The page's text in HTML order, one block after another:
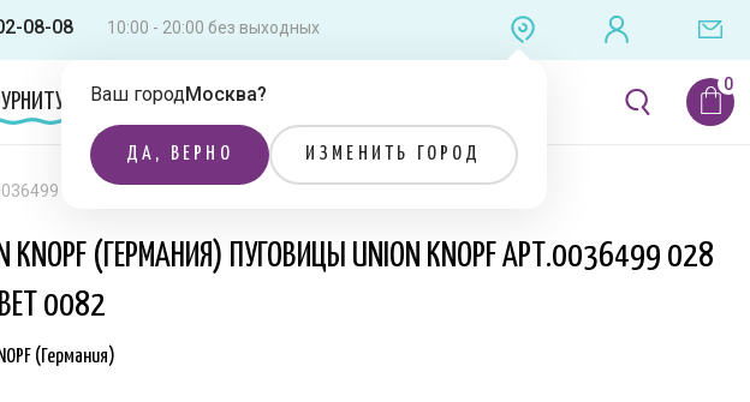
08-08 10:00 - 20:00 без выходных
Ваш городМосква?
ДА, ВЕРНО ИЗМЕНИТЬ ГОРОД
ОДЕЖДА ЛИТЕРАТУРА
028 мм цвет 0082
KNOPF (ГЕРМАНИЯ) ПУГОВИЦЫ UNION KNOPF АРТ.0036499 028
0082
(Германия)